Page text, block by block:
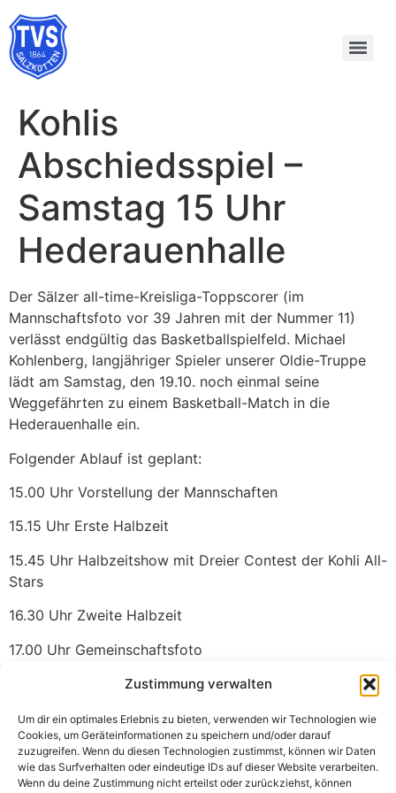
Zustimmung verwalten
Um dir ein optimales Erlebnis zu bieten, verwenden wir Technologien wie
Cookies, um Geräteinformationen zu speichern und/oder darauf
zuzugreifen. Wenn du diesen Technologien zustimmst, können wir Daten
wie das Surfverhalten oder eindeutige IDs auf dieser Website verarbeiten.
Wenn du deine Zustimmung nicht erteilst oder zurückziehst, können
Kohlis
Abschiedsspiel –
Samstag 15 Uhr
Hederauenhalle
Der Sälzer all-time-Kreisliga-Toppscorer (im
Mannschaftsfoto vor 39 Jahren mit der Nummer 11)
verlässt endgültig das Basketballspielfeld. Michael
Kohlenberg, langjähriger Spieler unserer Oldie-Truppe
lädt am Samstag, den 19.10. noch einmal seine
Weggefährten zu einem Basketball-Match in die
Hederauenhalle ein.
Folgender Ablauf ist geplant:
15.00 Uhr Vorstellung der Mannschaften
15.15 Uhr Erste Halbzeit
15.45 Uhr Halbzeitshow mit Dreier Contest der Kohli All-
Stars
16.30 Uhr Zweite Halbzeit
17.00 Uhr Gemeinschaftsfoto
17.15 Uhr Abschlussfeier bei Wurst und Bier
Wer Kohlis All-Star-Team gern unterstützen möchte,
kann gern als Zuschauer vorbeikommen.
Der BeitragKohlis Abschiedsspiel – Samstag 15 Uhr